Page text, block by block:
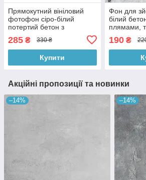
Прямокутний вініловий
фотофон сіро-білий
потертий бетон з
текстурою, фон для фото
90×60 см, №56405
285 ₴ 330 ₴
Купити
Фон для
білий
плямами,
60x60 см,
190₴
Акційні пропозиції та новинки
–14% –14%